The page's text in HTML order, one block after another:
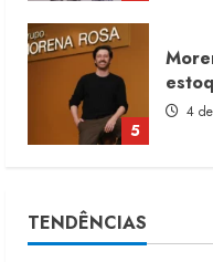
5
4
TENDÊNCIAS